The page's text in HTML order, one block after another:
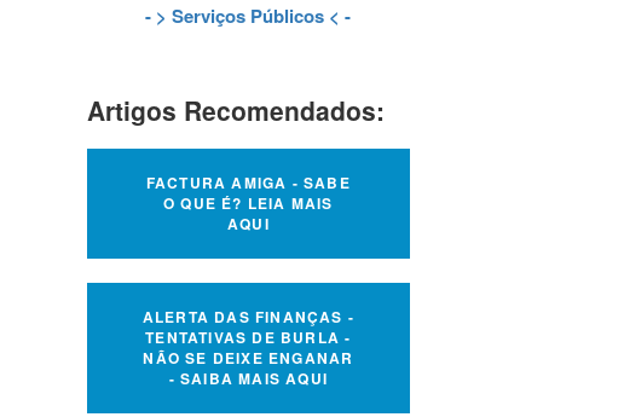
- >Serviços Públicos < -
Artigos Recomendados:
FACTURA AMIGA - SABE
O QUE É? LEIA MAIS
AQUI
ALERTA DAS FINANÇAS -
TENTATIVAS DE BURLA -
NÃO SE DEIXE ENGANAR
- SAIBA MAIS AQUI